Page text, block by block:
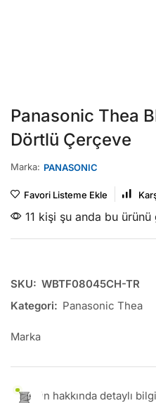
Panasonic Thea
Dörtlü Çerçeve
Marka: PANASONIC
Favori Listeme Ekle
11 kişi şu anda bu
SKU: WBTF08045CH-TR
Kategori: Panasonic Thea
Marka
Bu ürün hakkında detaylı